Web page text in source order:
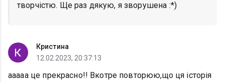
творчістю. Ще раз дякую, я зворушена :*)
Кристина
12.02.2023, 20:37:13
ааааа це прекрасно!! Вкотре повторюю,що ця історія